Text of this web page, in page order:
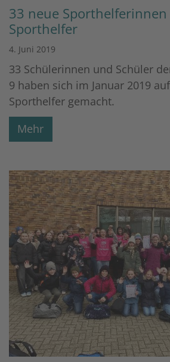
33 neue
Sporthelfer
4. Juni 2019
33 Schülerinnen und Schüler
9 haben sich im Januar 2019
Sporthelfer gemacht.
Mehr